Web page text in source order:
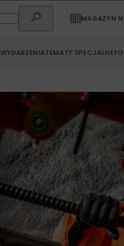
MAGAZYN
WYDARZENIATEMATY SPECJALNE